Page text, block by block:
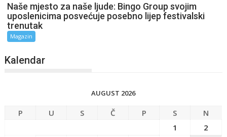
Naše mjesto za naše ljude: Bingo Group svojim
uposlenicima posvećuje posebno lijep festivalski
trenutak
Magazin
Kalendar
AUGUST 2026
P U S Č P S
N
1
2